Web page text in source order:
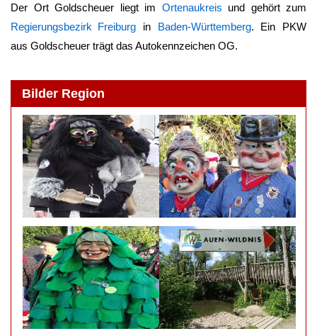
Der Ort Goldscheuer liegt im Ortenaukreis und gehört zum
Regierungsbezirk Freiburg in Baden-Württemberg. Ein PKW
aus Goldscheuer trägt das Autokennzeichen OG.
Bilder Region